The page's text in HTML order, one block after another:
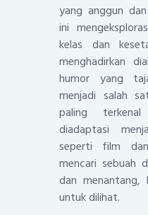
yang anggun
ini
kelas dan
menghadirkan
humor yang
menjadi salah
paling
diadaptasi
seperti film
mencari sebuah
dan menantang,
untuk dilihat.